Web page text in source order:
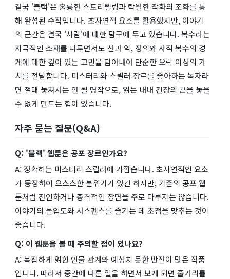
결국 '블랙'은 훌륭한 스토리텔링과 탁월한 작화의 조화를 통
해 완성된 수작입니다. 초자연적 요소를 활용했지만, 이야기
의 근간은 결국 '사람'에 대한 탐구에 두고 있습니다. 복수라는
자극적인 소재를 다루면서도 선과 악, 정의와 사적 복수의 경
계에 대한 깊이 있는 고민을 담아내어 단순한 오락 이상의 가
치를 전달합니다. 미스터리와 스릴러 장르를 좋아하는 독자라
면 절대 놓쳐서는 안 될 명작으로, 읽는 내내 긴장의 끈을 놓을
수 없게 만드는 힘이 있습니다.
자주 묻는 질문(Q&A)
Q: '블랙' 웹툰은 공포 장르인가요?
A: 정확히는 미스터리 스릴러에 가깝습니다. 초자연적인 요소
가 등장하여 으스스한 분위기가 있긴 하지만, 기존의 공포 웹
툰처럼 잔인하거나 충격적인 장면을 주로 다루지는 않습니다.
이야기의 몰입도와 서스펜스를 즐기는 데 초점을 맞추는 것이
좋습니다.
Q: 이 웹툰을 볼 때 주의할 점이 있나요?
A: 복잡하게 얽힌 인물 관계와 예상치 못한 반전이 많은 작품
입니다. 따라서 중간에 다른 일을 하면서 보게 되면 줄거리를